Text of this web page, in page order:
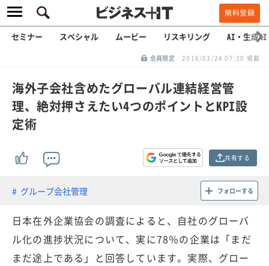
無料登録
セミナー スペシャル ムービー リスキリング AI・生成AI
会員限定 2016/03/24 07:30 掲載
海外子会社含めたグローバル連結経営管
理、絶対押さえたい4つのポイントとKPI設
定術
共有する
グループ会社管理 フォローする
日本在外企業協会の調査によると、自社のグローバ
ル化の進捗状況について、実に78％の企業は「まだ
まだ途上である」と回答しています。実際、グロー